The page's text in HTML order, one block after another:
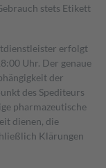
stets Etikett
erfolgt
Uhr. Der genaue
der
des Spediteurs
pharmazeutische
dienen, die
Klärungen